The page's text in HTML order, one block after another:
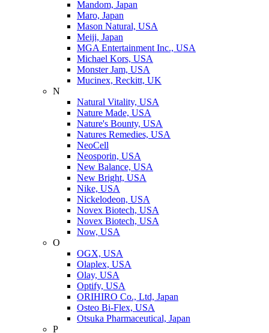
Mandom, Japan
Maro, Japan
Mason Natural, USA
Meiji, Japan
MGA Entertainment Inc., USA
Michael Kors, USA
Monster Jam, USA
Mucinex, Reckitt, UK
N
Natural Vitality, USA
Nature Made, USA
Nature's Bounty, USA
Natures Remedies, USA
NeoCell
Neosporin, USA
New Balance, USA
New Bright, USA
Nike, USA
Niсkelodeon, USA
Novex Biotech, USA
Novex Biotech, USA
Now, USA
O
OGX, USA
Olaplex, USA
Olay, USA
Optify, USA
ORIHIRO Co., Ltd, Japan
Osteo Bi-Flex, USA
Otsuka Pharmaceutical, Japan
P